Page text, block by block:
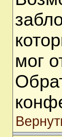
мог